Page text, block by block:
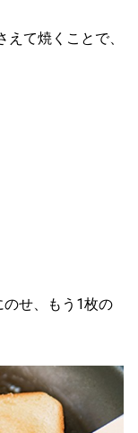
て焼くことで、
せ、もう1枚の